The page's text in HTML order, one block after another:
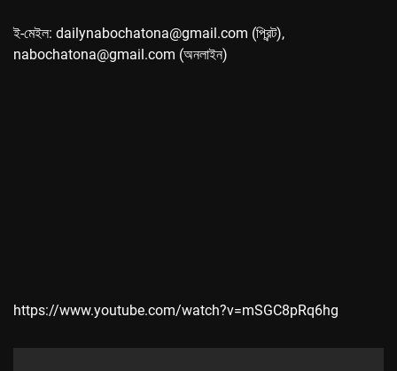
ই-মেইল: dailynabochatona@gmail.com (প্রিন্ট),
nabochatona@gmail.com (অনলাইন)
https://www.youtube.com/watch?v=mSGC8pRq6hg